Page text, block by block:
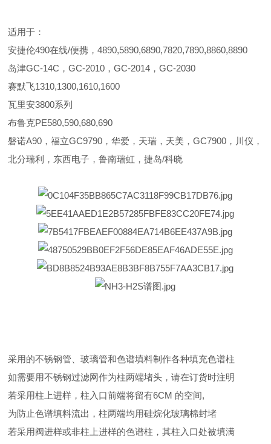
适用于：
安捷伦490在线/便携，4890,5890,6890,7820,7890,8860,8890
岛津GC-14C，GC-2010，GC-2014，GC-2030
赛默飞1310,1300,1610,1600
瓦里安3800系列
布鲁克PE580,590,680,690
磐诺A90，福立GC9790，华爱，天瑞，天美，GC7900，川仪，
北分瑞利，东西电子，鲁南瑞虹，捷岛/科晓
采用的不锈钢管、玻璃管和色谱填料制作各种填充色谱柱
如需要用不锈钢过滤网作为柱两端堵头，请在订货时注明
若采用柱上进样，柱入口前端将留有6CM 的空间,
为防止色谱填料流出，柱两端均用硅烷化玻璃棉封堵
若采用阀进样或非柱上进样的色谱柱，其柱入口处被填满